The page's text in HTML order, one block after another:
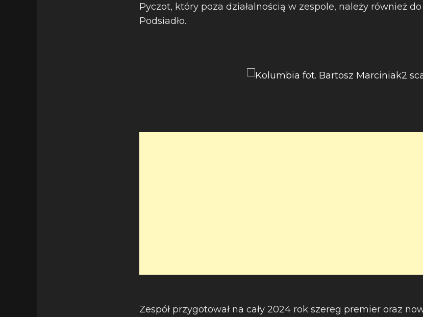
Pyczot, który poza działalnością w zespole, należy również
Podsiadło.
Zespół przygotował na cały 2024 rok szereg premier oraz